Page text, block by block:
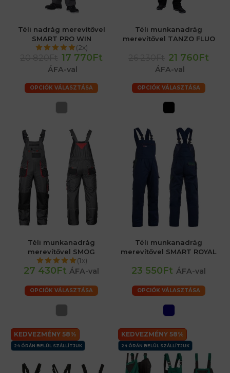
Téli nadrág merevítővel
SMART PRO WIN
(2x)
17 770Ft
ÁFA-val
OPCIÓK VÁLASZTÁSA
Téli munkanadrág
merevítővel TANZO FLUO
21 760Ft
ÁFA-val
OPCIÓK VÁLASZTÁSA
Téli munkanadrág
merevítővel SMOG
(1x)
27 430Ft ÁFA-val
OPCIÓK VÁLASZTÁSA
Téli munkanadrág
merevítővel SMART ROYAL
23 550Ft ÁFA-val
OPCIÓK VÁLASZTÁSA
KEDVEZMÉNY 58%
24 ÓRÁN BELÜL SZÁLLÍTJUK
KEDVEZMÉNY 58%
24 ÓRÁN BELÜL SZÁLLÍTJUK